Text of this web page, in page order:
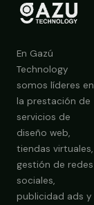
En Gazú
Technology
somos líderes en
la prestación de
servicios de
diseño web,
tiendas virtuales,
gestión de redes
sociales,
publicidad ads y